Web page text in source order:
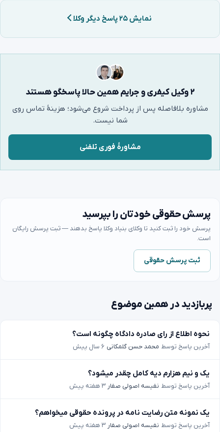
نمایش ۲۵ پاسخ دیگر وکلا
۲ وکیل کیفری و جرایم همین حالا پاسخگو هستند
مشاوره بلافاصله پس از پرداخت شروع می‌شود؛ هزینهٔ تماس روی
شما نیست.
مشاورهٔ فوری تلفنی
پرسش حقوقی خودتان را بپرسید
پرسش خود را ثبت کنید تا وکلای بنیاد وکلا پاسخ بدهند — ثبت پرسش رایگان
است.
ثبت پرسش حقوقی
پربازدید در همین موضوع
نحوه اطلاع از رای صادره دادگاه چگونه است؟
آخرین پاسخ توسط محمد حسن گلمکانی ۶ سال پیش
یک و نیم هزارم دیه کامل چقدر میشود؟
آخرین پاسخ توسط نفیسه اصولی صفار ۳ هفته پیش
یک نمونه متن رضایت نامه در پرونده حقوقی میخواهم؟
آخرین پاسخ توسط نفیسه اصولی صفار ۳ هفته پیش